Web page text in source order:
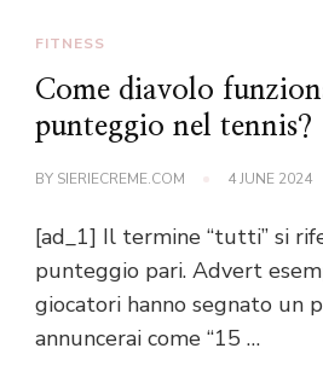
FITNESS
Come diavolo
punteggio nel tennis?
BY SIERIECREME.COM 4 JUNE 2024
[ad_1] Il termine “tutti” si
punteggio pari. Advert
giocatori hanno segnato un
annuncerai come “15 …